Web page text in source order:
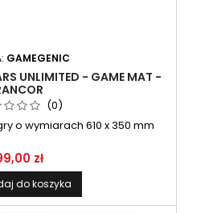
GAMEGENIC
UNLIMITED - GAME MAT -
(0)
o wymiarach 610 x 350 mm
zł
do koszyka